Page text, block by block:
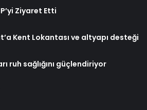
Ziyaret Etti
Kent Lokantası ve altyapı desteği
ruh sağlığını güçlendiriyor